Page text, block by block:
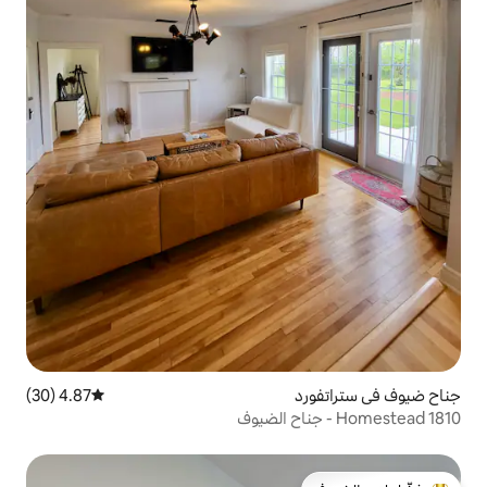
متوسط التقييم 4.87 من 5، 30 مراجعات